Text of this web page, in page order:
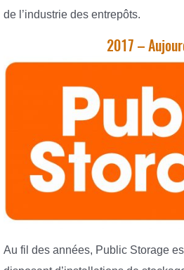
de l’industrie des entrepôts.
2017 –
Au fil des années, Public Storage